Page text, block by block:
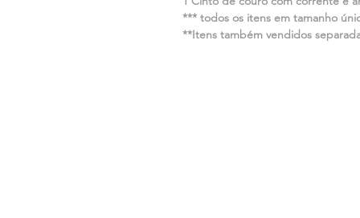
*** todos os itens em tamanho
**Itens também vendidos